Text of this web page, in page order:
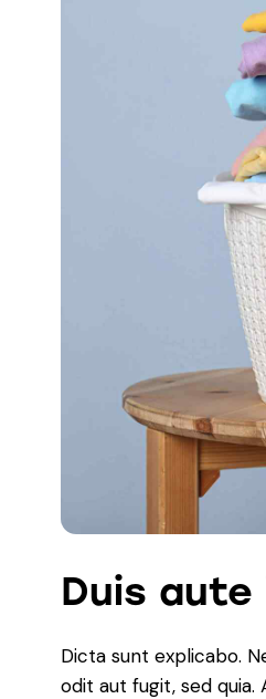
Duis aute
Dicta sunt explicabo.
odit aut fugit, sed